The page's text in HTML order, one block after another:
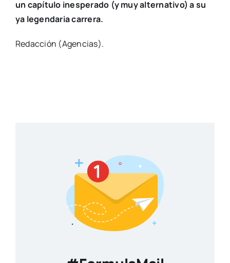
un capítulo inesperado (y muy alternativo) a su
ya legendaria carrera.
Redacción (Agencias).